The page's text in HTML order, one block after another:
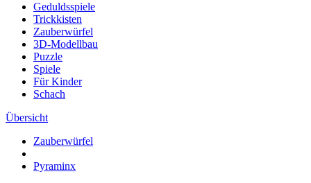
Geduldsspiele
Trickkisten
Zauberwürfel
3D-Modellbau
Puzzle
Spiele
Für Kinder
Schach
Übersicht
Zauberwürfel
Pyraminx